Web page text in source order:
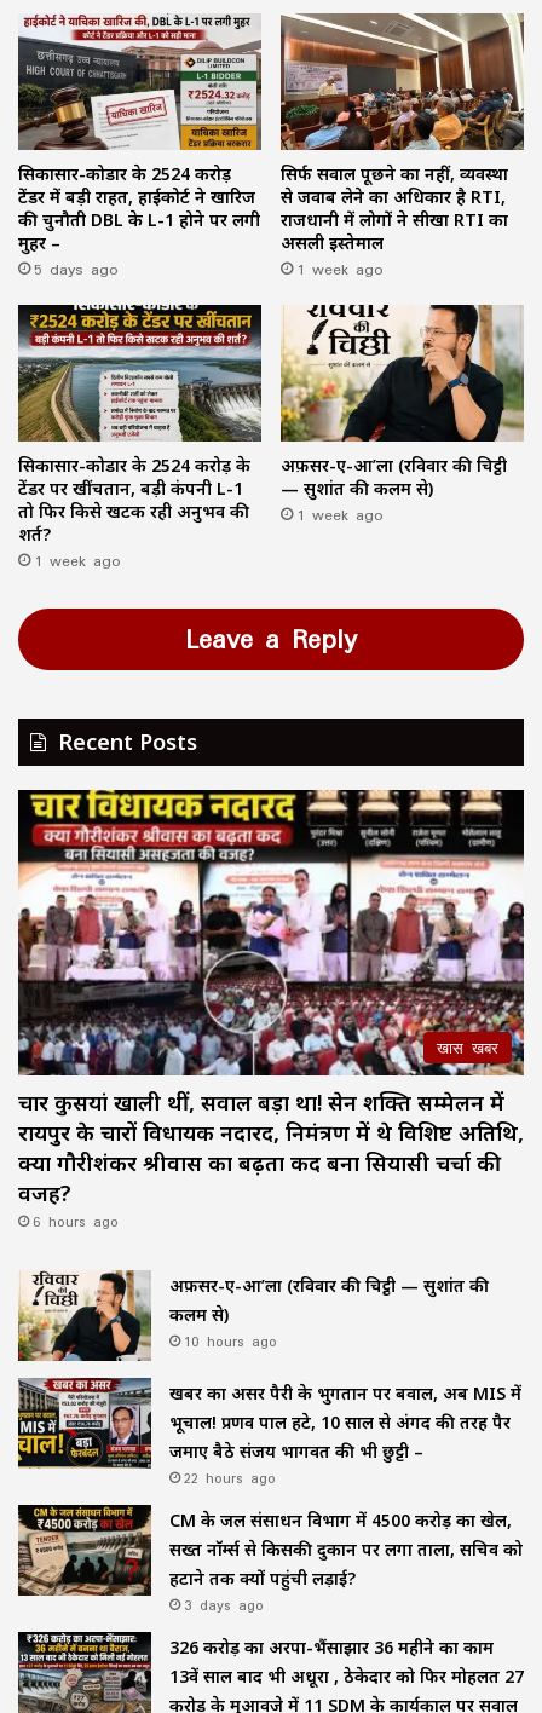
सिकासार-कोडार के ₹2524 करोड़
टेंडर में बड़ी राहत, हाईकोर्ट ने खारिज
की चुनौती DBL के L-1 होने पर लगी
मुहर –
5 days ago
सिर्फ सवाल पूछने का नहीं, व्यवस्था
से जवाब लेने का अधिकार है RTI,
राजधानी में लोगों ने सीखा RTI का
असली इस्तेमाल
1 week ago
सिकासार-कोडार के ₹2524 करोड़ के
टेंडर पर खींचतान, बड़ी कंपनी L-1
तो फिर किसे खटक रही अनुभव की
शर्त?
1 week ago
अफ़सर-ए-आ’ला (रविवार की चिट्ठी
— सुशांत की कलम से)
1 week ago
Leave a Reply
Recent Posts
खास खबर
चार कुर्सियां खाली थीं, सवाल बड़ा था! सेन शक्ति सम्मेलन में
रायपुर के चारों विधायक नदारद, निमंत्रण में थे विशिष्ट अतिथि,
क्या गौरीशंकर श्रीवास का बढ़ता कद बना सियासी चर्चा की
वजह?
6 hours ago
अफ़सर-ए-आ’ला (रविवार की चिट्ठी — सुशांत की
कलम से)
10 hours ago
खबर का असर पैरी के भुगतान पर बवाल, अब MIS में
भूचाल! प्रणव पाल हटे, 10 साल से अंगद की तरह पैर
जमाए बैठे संजय भागवत की भी छुट्टी –
22 hours ago
CM के जल संसाधन विभाग में ₹4500 करोड़ का खेल,
सख्त नॉर्म्स से किसकी दुकान पर लगा ताला, सचिव को
हटाने तक क्यों पहुंची लड़ाई?
3 days ago
₹326 करोड़ का अरपा-भैंसाझार 36 महीने का काम
13वें साल बाद भी अधूरा , ठेकेदार को फिर मोहलत ₹27
करोड़ के मुआवजे में 11 SDM के कार्यकाल पर सवाल